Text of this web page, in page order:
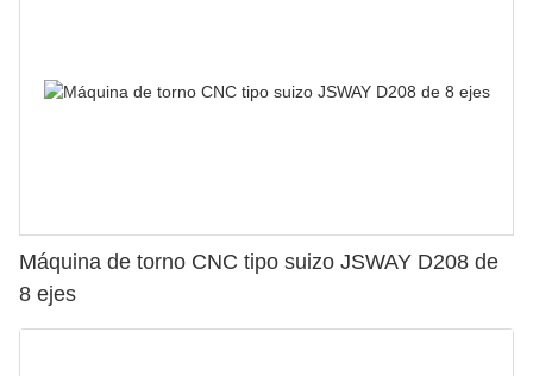
Máquina de torno CNC tipo suizo JSWAY D208 de
8 ejes